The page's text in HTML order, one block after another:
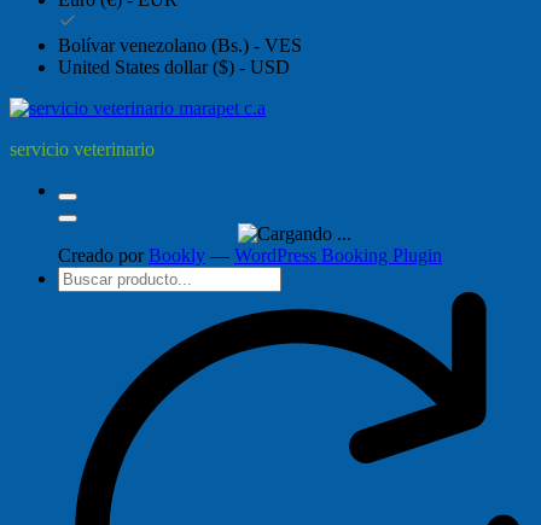
Bolívar venezolano (Bs.) - VES
United States dollar ($) - USD
servicio veterinario
Creado por Bookly — WordPress Booking Plugin